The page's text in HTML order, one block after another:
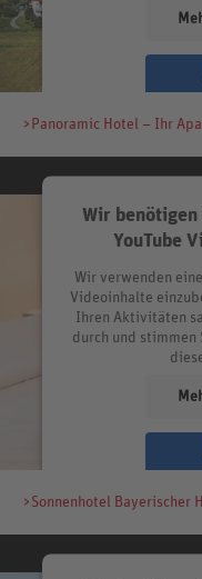
>Panoramic Hotel – Ihr
Wir
YouTube
Wir verwenden
Videoinhalte
Ihren Aktivitäten
durch und stimmen
>Sonnenhotel Bayerischer